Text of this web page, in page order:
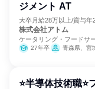
ジメント AT
大卒月給28万以上/賞与年
株式会社アトム
ケータリング・フードサ
27年卒 青森県、宮城県、秋田県、山形県、福島県、茨城県、栃木県、群馬県、埼玉県、千葉県、東京都、神奈川県、新
⭐半導体技術職